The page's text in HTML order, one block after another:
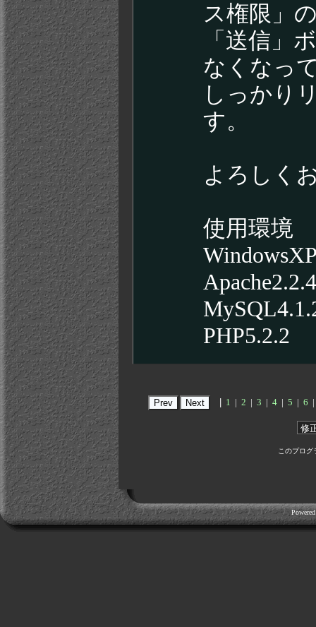
ス権限」
「送信」
なくなっ
しっかり
す。
よろしく
使用環境
Apache2.2.4
PHP5.2.2
1 | 2 | 3 | 4 | 5 | 6 |
このプロ